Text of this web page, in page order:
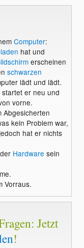
Computer:
laden hat und
erscheinen
schwarzen
lädt und lädt.
startet er neu und
vorne.
Abgesicherten
kein Problem war,
hat er nichts
Hardware sein
Vorraus.
Jetzt
!